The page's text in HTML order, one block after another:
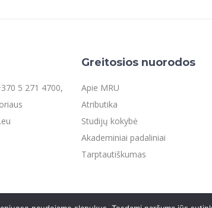
5 271 4700,
Greitosios nuorodos
Apie MRU
Atributika
Studijų kokybė
Akademiniai padaliniai
Tarptautiškumas